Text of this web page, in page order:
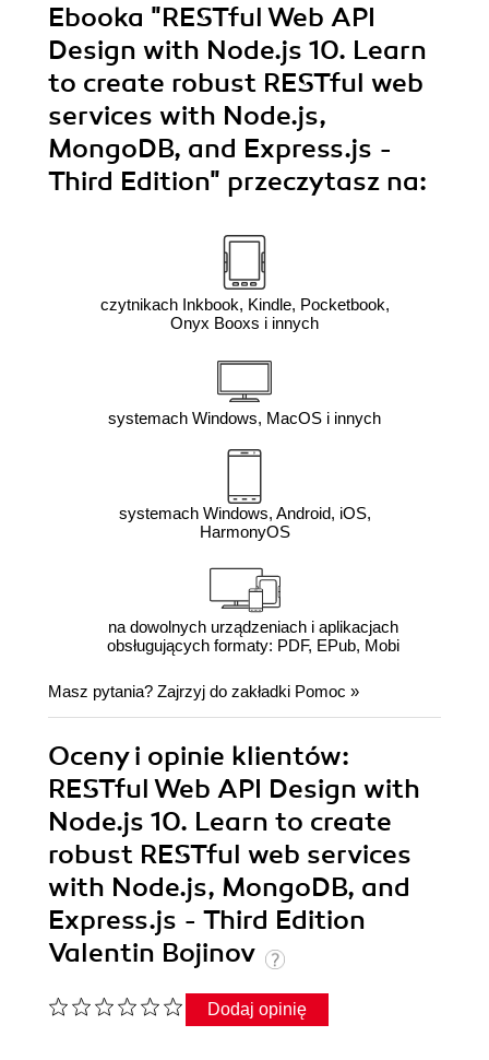
Ebooka "RESTful Web API
Design with Node.js 10. Learn
to create robust RESTful web
services with Node.js,
MongoDB, and Express.js -
Third Edition" przeczytasz na:
czytnikach Inkbook, Kindle, Pocketbook,
Onyx Booxs i innych
systemach Windows, MacOS i innych
systemach Windows, Android, iOS,
HarmonyOS
na dowolnych urządzeniach i aplikacjach
obsługujących formaty: PDF, EPub, Mobi
Masz pytania? Zajrzyj do zakładki Pomoc »
Oceny i opinie klientów:
RESTful Web API Design with
Node.js 10. Learn to create
robust RESTful web services
with Node.js, MongoDB, and
Express.js - Third Edition
Valentin Bojinov
Dodaj opinię